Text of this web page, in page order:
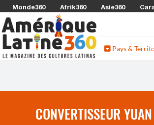
Monde360 Afrik360 Asie360
Pays &
CONVERTISSEUR